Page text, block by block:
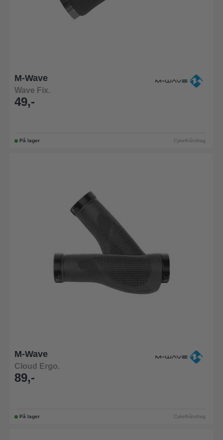
M-Wave
Wave Fix.
49,-
På lager Cykelhåndtag
M-Wave
Cloud Ergo.
89,-
På lager Cykelhåndtag